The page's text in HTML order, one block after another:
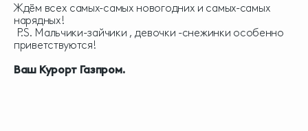
Ждём всех самых-самых новогодних и самых-самых
нарядных!
P.S. Мальчики-зайчики , девочки -снежинки особенно
приветствуются!
Ваш Курорт Газпром.